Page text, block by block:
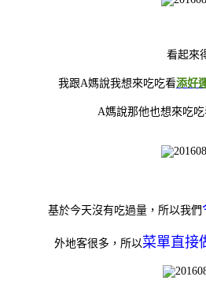
看起來
我跟A媽說我想來吃吃看添好
A媽說那他也想來吃
基於今天沒有吃過量，所以我們
外地客很多，所以菜單直接